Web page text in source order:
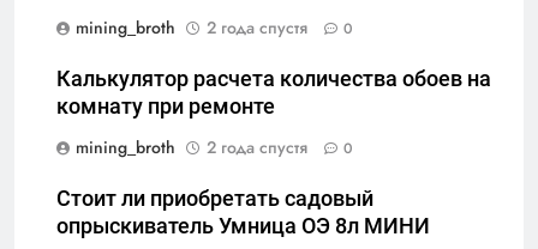
mining_broth
2 года спустя 0
Калькулятор расчета количества обоев на
комнату при ремонте
mining_broth
2 года спустя 0
Стоит ли приобретать садовый
опрыскиватель Умница ОЭ 8л МИНИ